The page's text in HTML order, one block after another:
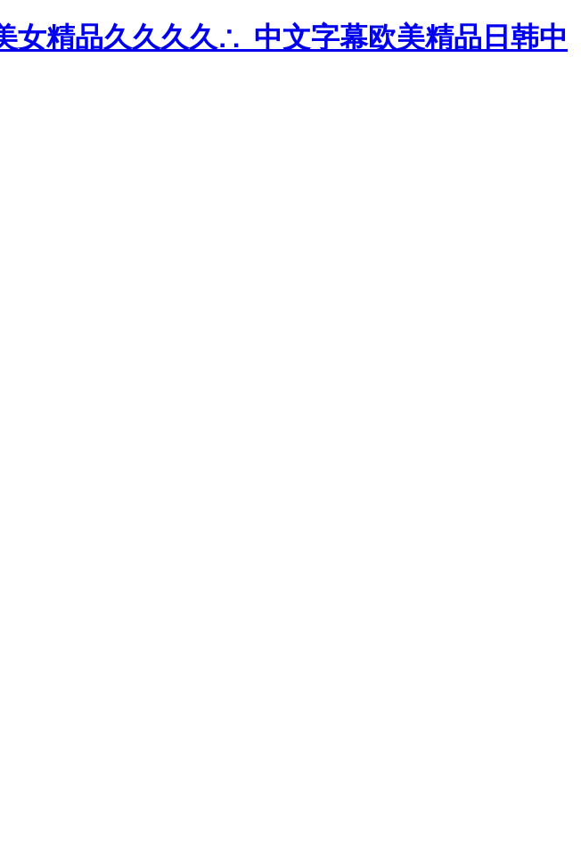
女精品久久久久∴_中文字幕欧美精品日韩中